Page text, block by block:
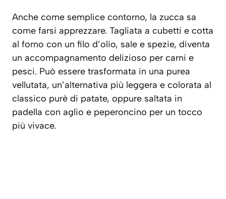
Anche come semplice contorno, la zucca sa
come farsi apprezzare. Tagliata a cubetti e cotta
al forno con un filo d’olio, sale e spezie, diventa
un accompagnamento delizioso per carni e
pesci. Può essere trasformata in una purea
vellutata, un’alternativa più leggera e colorata al
classico purè di patate, oppure saltata in
padella con aglio e peperoncino per un tocco
più vivace.